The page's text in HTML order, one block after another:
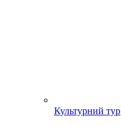
Культурний тур